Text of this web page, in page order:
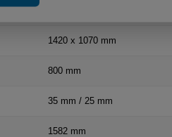
1420 x 1070 mm
800 mm
35 mm / 25 mm
1582 mm